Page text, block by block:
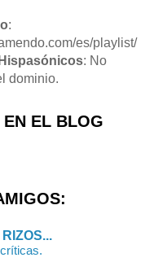
:
es/playlist/
: No
dominio.
EN EL BLOG